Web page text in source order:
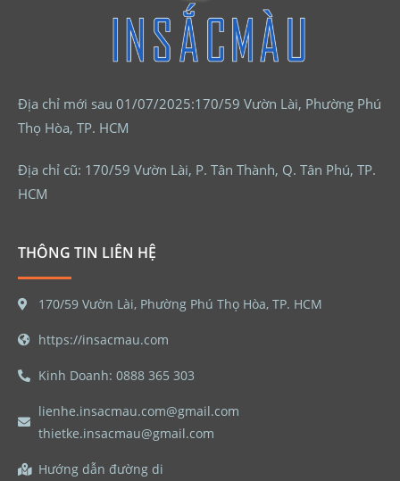
Địa chỉ mới sau 01/07/2025:170/59 Vườn Lài, Phường Phú
Thọ Hòa, TP. HCM
Địa chỉ cũ: 170/59 Vườn Lài, P. Tân Thành, Q. Tân Phú, TP.
HCM
THÔNG TIN LIÊN HỆ
170/59 Vườn Lài, Phường Phú Thọ Hòa, TP. HCM
https://insacmau.com
Kinh Doanh: 0888 365 303
lienhe.insacmau.com@gmail.com
thietke.insacmau@gmail.com
Hướng dẫn đường di